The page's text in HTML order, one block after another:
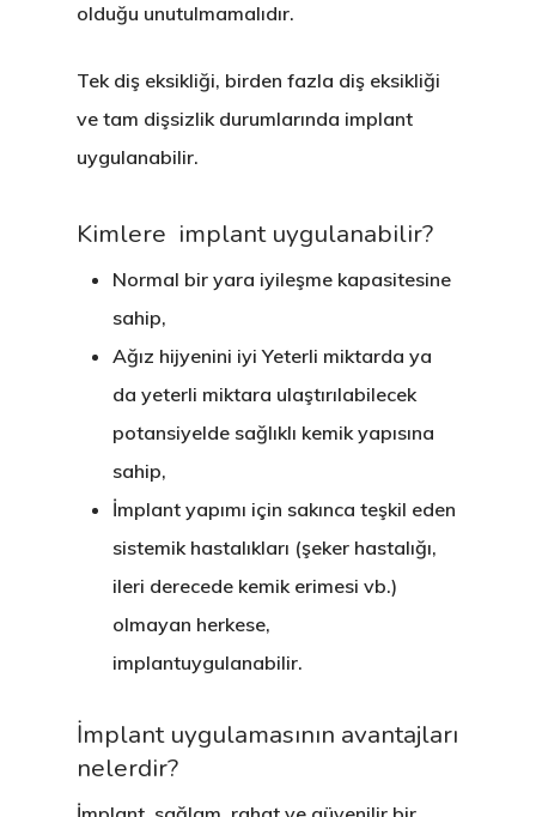
olduğu unutulmamalıdır.
Tek diş eksikliği, birden fazla diş eksikliği
ve tam dişsizlik durumlarında implant
uygulanabilir.
Kimlere implant uygulanabilir?
Normal bir yara iyileşme kapasitesine
sahip,
Ağız hijyenini iyi Yeterli miktarda ya
da yeterli miktara ulaştırılabilecek
potansiyelde sağlıklı kemik yapısına
sahip,
İmplant yapımı için sakınca teşkil eden
sistemik hastalıkları (şeker hastalığı,
ileri derecede kemik erimesi vb.)
olmayan herkese,
implantuygulanabilir.
İmplant uygulamasının avantajları
nelerdir?